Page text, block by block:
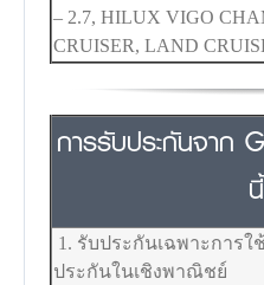
– 2.7, HILUX VIGO
CRUISER, LAND
การรับประกันจาก
1. รับประกันเฉพาะการ
ประกันในเชิงพาณิชย์